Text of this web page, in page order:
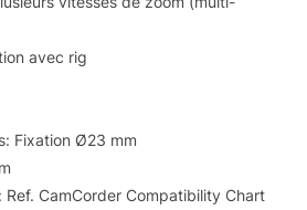
avec rig
Fixation Ø23 mm
CamCorder Compatibility Chart